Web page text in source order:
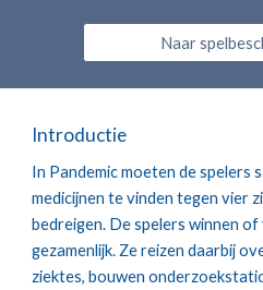
Naar
Introductie
In Pandemic moeten de spelers
medicijnen te vinden tegen vier
bedreigen. De spelers winnen
gezamenlijk. Ze reizen daarbij
ziektes, bouwen